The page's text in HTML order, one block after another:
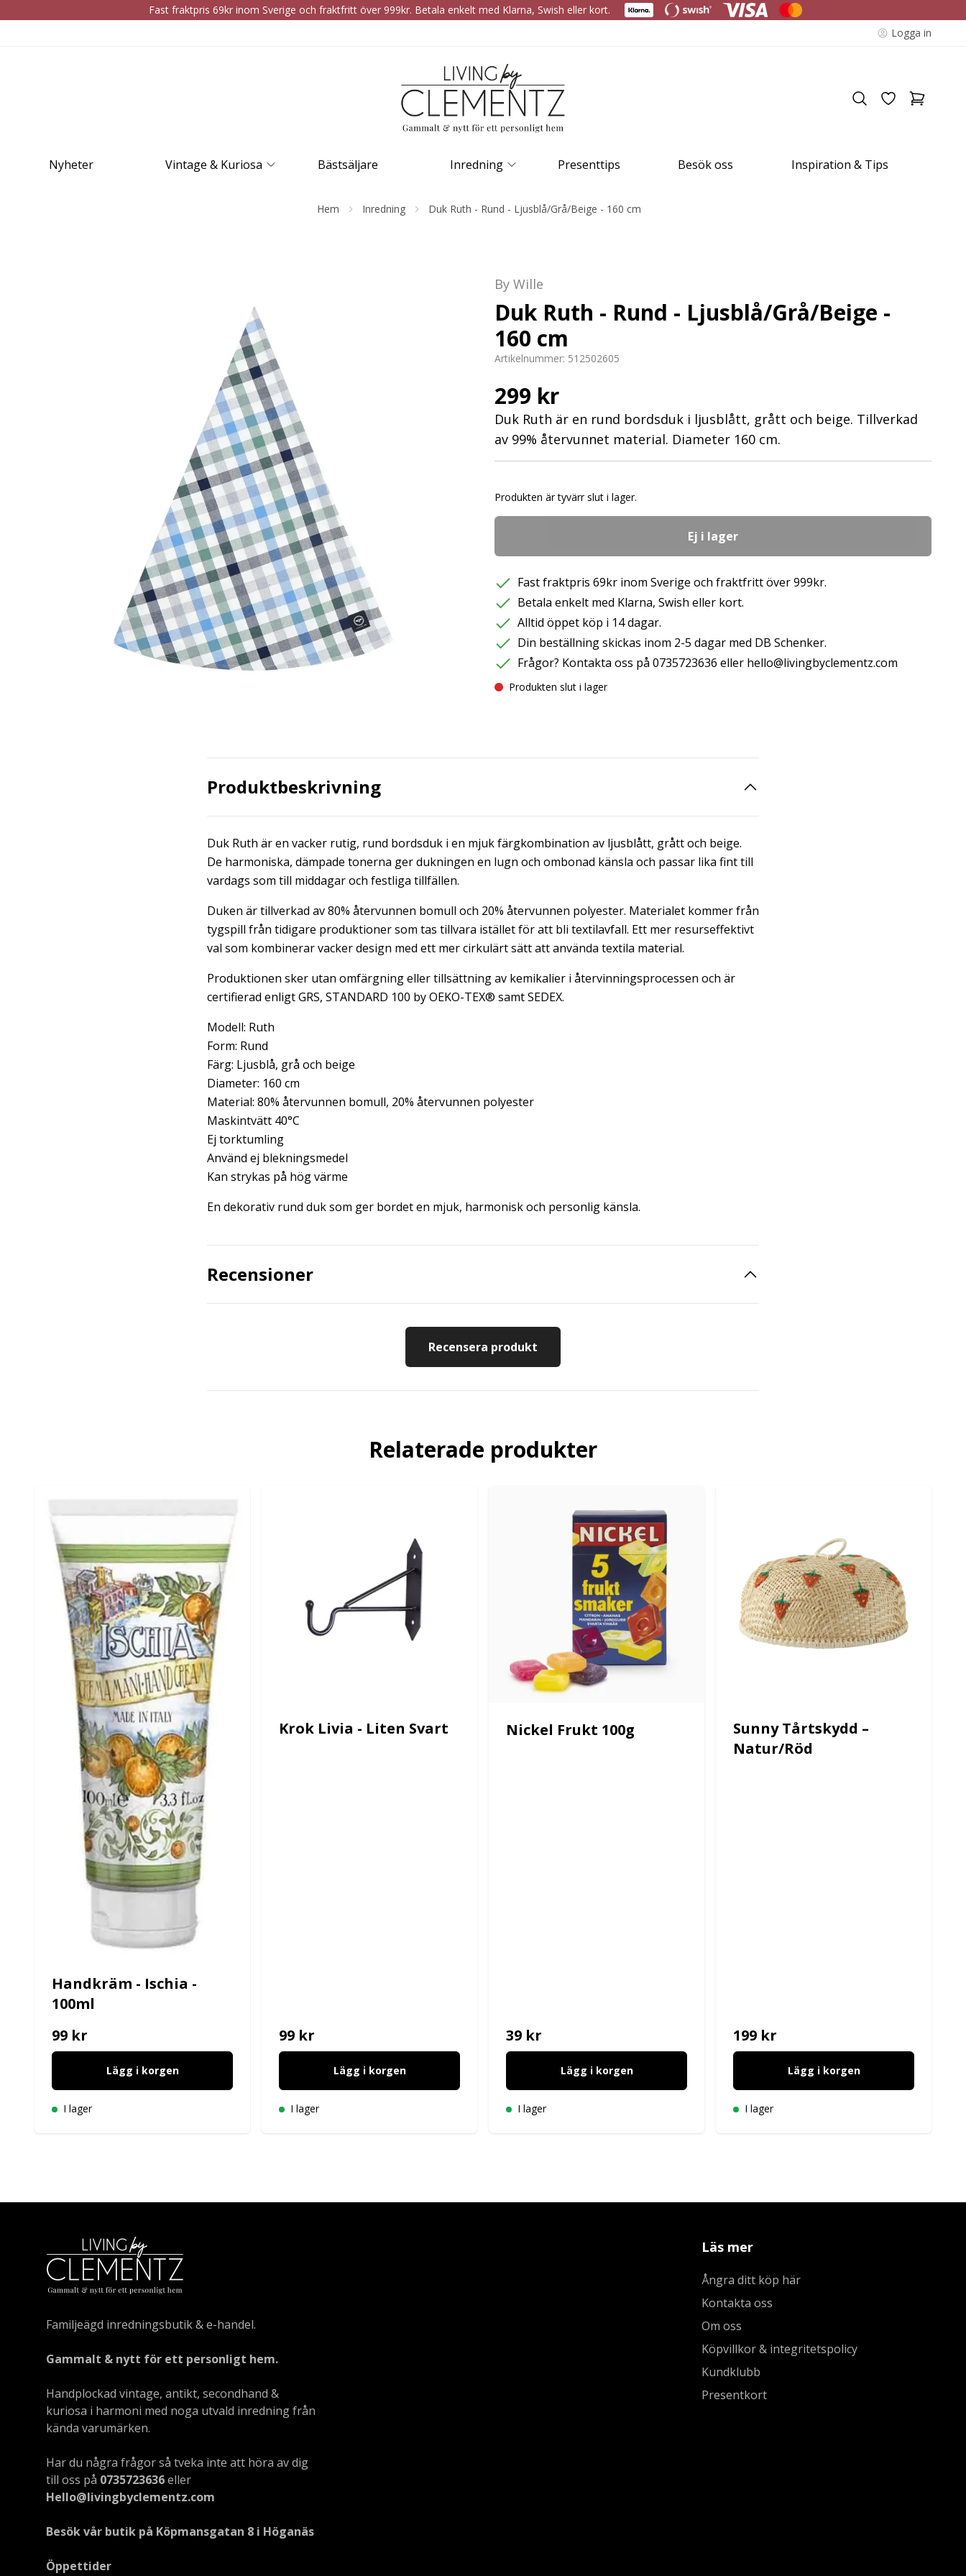
Fast fraktpris 69kr inom Sverige och fraktfritt över 999kr. Betala enkelt med Klarna, Swish eller kort.
Logga in
Nyheter Vintage & Kuriosa Bästsäljare Inredning Presenttips Besök oss Inspiration & Tips
Hem Inredning Duk Ruth - Rund - Ljusblå/Grå/Beige - 160 cm
By Wille
Duk Ruth - Rund - Ljusblå/Grå/Beige -
160 cm
Artikelnummer: 512502605
299 kr
Duk Ruth är en rund bordsduk i ljusblått, grått och beige. Tillverkad
av 99% återvunnet material. Diameter 160 cm.
Produkten är tyvärr slut i lager.
Ej i lager
Fast fraktpris 69kr inom Sverige och fraktfritt över 999kr.
Betala enkelt med Klarna, Swish eller kort.
Alltid öppet köp i 14 dagar.
Din beställning skickas inom 2-5 dagar med DB Schenker.
Frågor? Kontakta oss på 0735723636 eller hello@livingbyclementz.com
Produkten slut i lager
Produktbeskrivning
Duk Ruth är en vacker rutig, rund bordsduk i en mjuk färgkombination av ljusblått, grått och beige.
De harmoniska, dämpade tonerna ger dukningen en lugn och ombonad känsla och passar lika fint till
vardags som till middagar och festliga tillfällen.
Duken är tillverkad av 80% återvunnen bomull och 20% återvunnen polyester. Materialet kommer från
tygspill från tidigare produktioner som tas tillvara istället för att bli textilavfall. Ett mer resurseffektivt
val som kombinerar vacker design med ett mer cirkulärt sätt att använda textila material.
Produktionen sker utan omfärgning eller tillsättning av kemikalier i återvinningsprocessen och är
certifierad enligt GRS, STANDARD 100 by OEKO-TEX® samt SEDEX.
Modell: Ruth
Form: Rund
Färg: Ljusblå, grå och beige
Diameter: 160 cm
Material: 80% återvunnen bomull, 20% återvunnen polyester
Maskintvätt 40°C
Ej torktumling
Använd ej blekningsmedel
Kan strykas på hög värme
En dekorativ rund duk som ger bordet en mjuk, harmonisk och personlig känsla.
Recensioner
Recensera produkt
Relaterade produkter
Handkräm - Ischia -
100ml
99 kr
Lägg i korgen
I lager
Krok Livia - Liten Svart
99 kr
Lägg i korgen
I lager
Nickel Frukt 100g
39 kr
Lägg i korgen
I lager
Sunny Tårtskydd –
Natur/Röd
199 kr
Lägg i korgen
I lager
Familjeägd inredningsbutik & e-handel.
Gammalt & nytt för ett personligt hem.
Handplockad vintage, antikt, secondhand &
kuriosa i harmoni med noga utvald inredning från
kända varumärken.
Har du några frågor så tveka inte att höra av dig
till oss på 0735723636eller
Hello@livingbyclementz.com
Besök vår butik på Köpmansgatan 8 i Höganäs
Öppettider
Läs mer
Ångra ditt köp här
Kontakta oss
Om oss
Köpvillkor & integritetspolicy
Kundklubb
Presentkort